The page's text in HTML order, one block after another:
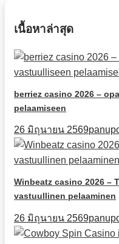
เนื้อหาล่าสุด
berriez casino 2026 –
pelaamiseen
26 มิถุนายน 2569
Winbeatz casino 2026 –
vastuullinen pelaaminen
26 มิถุนายน 2569